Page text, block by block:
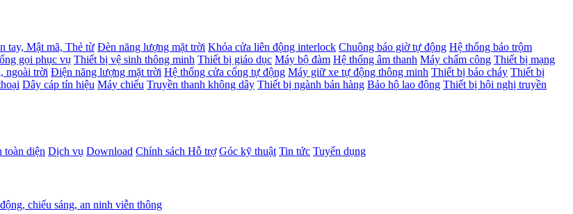
tay, Mật mã, Thẻ từ Đèn năng lượng mặt trời Khóa cửa liên động interlock Chuông báo giờ tự động Hệ thống báo trộm
gọi phục vụ Thiết bị vệ sinh thông minh Thiết bị giáo dục Máy bộ đàm Hệ thống âm thanh Máy chấm công Thiết bị mạng
ngoài trời Điện năng lượng mặt trời Hệ thống cửa cổng tự động Máy giữ xe tự động thông minh Thiết bị báo cháy Thiết bị
Dây cáp tín hiệu Máy chiếu Truyền thanh không dây Thiết bị ngành bán hàng Bảo hộ lao động Thiết bị hội nghị truyền
toàn diện Dịch vụ Download Chính sách Hỗ trợ Góc kỹ thuật Tin tức Tuyển dụng